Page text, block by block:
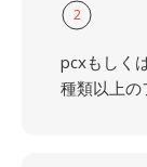
2
pcxもしく
種類以上の